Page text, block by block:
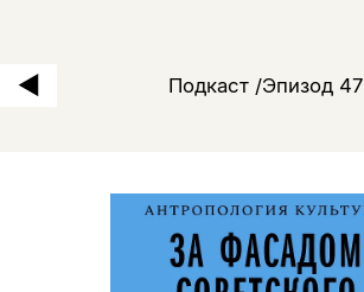
Подкаст /Эпизод 47